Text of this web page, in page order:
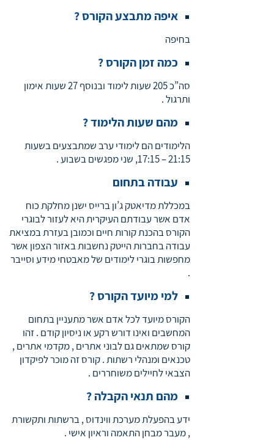
איפה מתבצע הקורס ?
בחיפה
כמה זמן הקורס ?
סה”כ 205 שעות לימוד ובנוסף 27 שעות אימון
ותרגול .
מהם שעות הלימוד ?
הלימודים הם לימודי ערב שמתבצעים בשעות
21:15 – 17:15, שני מפגשים בשבוע .
עבודה בתחום
במכללת מדיאטק ג’ון ברייס ישנן מחלקת כוח
אדם אשר עבודתם העיקרית היא לעזור לבוגרי
הקורס בהכנת קורות חיים וכמובן בעזרת במציאת
עבודה בחברות הייטק נחשבות באזור הצפון אשר
מחפשות בוגרי לימודים של מאבטחי מידע וסייבר
.
למי מיועד הקורס ?
הקורס מיועד לכל אדם אשר מתעניין בתחום
המחשבים ואינו דורש רקע או ניסיון קודם . זהו
קורס שמתאים גם לבוני אתרים , מקדמי אתרים ,
טכנאים ומנהלי רשתות . קורס זה מוכר לפיקדון
הצבאי לחיילים משוחררים .
מהם תנאי הקבלה ?
ידע בהפעלת מערכת ווינדוס , ברשתות ותקשורת
, מעבר מבחן התאמה וראיון אישי .